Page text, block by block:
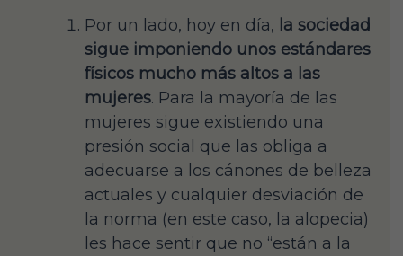
Por un lado, hoy en día, la sociedad
sigue imponiendo unos estándares
físicos mucho más altos a las
mujeres. Para la mayoría de las
mujeres sigue existiendo una
presión social que las obliga a
adecuarse a los cánones de belleza
actuales y cualquier desviación de
la norma (en este caso, la alopecia)
les hace sentir que no “están a la